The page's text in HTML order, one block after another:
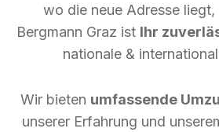
wo die neue Adresse
Bergmann Graz ist Ihr
nationale &
Wir bieten umfassende
unserer Erfahrung und